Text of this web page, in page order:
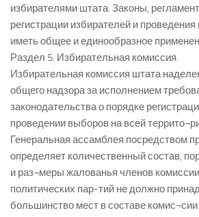
избирателями штата. Законы,
регистрации избирателей и
иметь общее и единообразное
Раздел 5. Избирательная комиссия.
Избирательная комиссия штата
общего надзора за исполнением
законодательства о порядке
проведении выборов на всей
Генеральная ассамблея посредством
определяет количественный состав,
и раз¬меры жалованья членов
политических пар-тий не должно
большинство мест в составе комис¬сии.